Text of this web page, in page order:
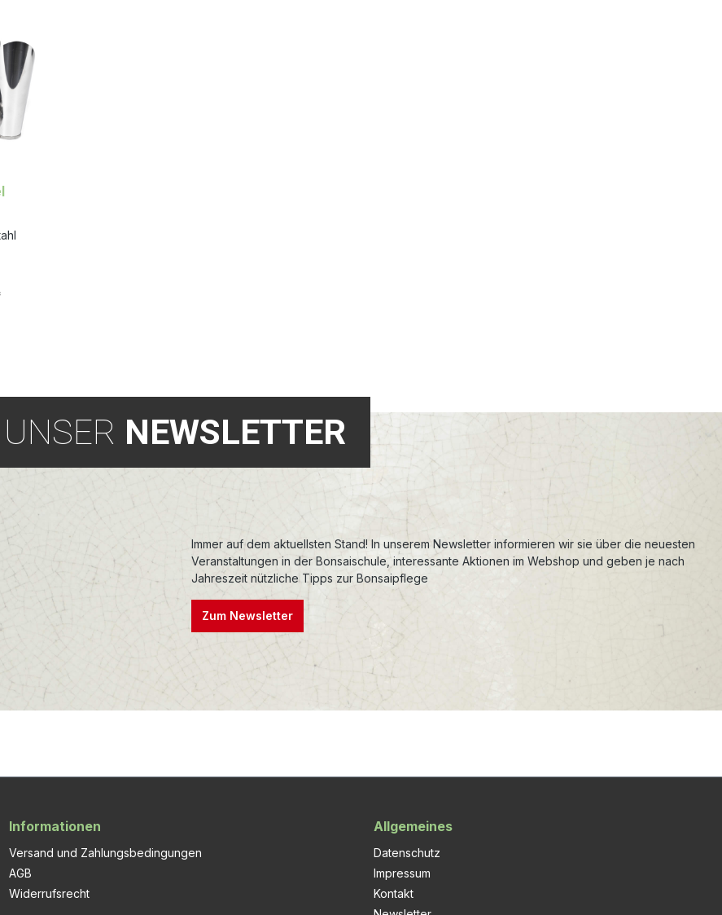
UNSER NEWSLETTER
Immer auf dem aktuellsten Stand! In unserem Newsletter informieren wir sie über die neuesten
Veranstaltungen in der Bonsaischule, interessante Aktionen im Webshop und geben je nach
Jahreszeit nützliche Tipps zur Bonsaipflege
Zum Newsletter
Informationen
Versand und Zahlungsbedingungen
AGB
Widerrufsrecht
Allgemeines
Datenschutz
Impressum
Kontakt